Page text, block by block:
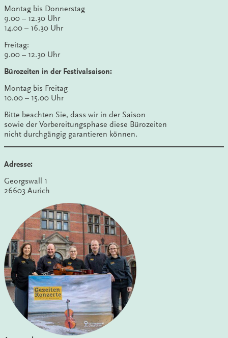
Montag bis Donnerstag
9.00 – 12.30 Uhr
14.00 – 16.30 Uhr
Freitag:
9.00 – 12.30 Uhr
Bürozeiten in der Festivalsaison:
Montag bis Freitag
10.00 – 15.00 Uhr
Bitte beachten Sie, dass wir in der Saison
sowie der Vorbereitungsphase diese Bürozeiten
nicht durchgängig garantieren können.
Adresse:
Georgswall 1
26603 Aurich